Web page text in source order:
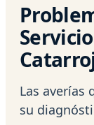
Las averías
su